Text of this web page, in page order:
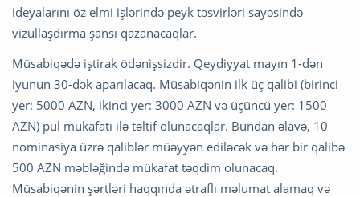
ideyalarını öz elmi işlərində peyk təsvirləri sayəsində
vizullaşdırma şansı qazanacaqlar.
Müsabiqədə iştirak ödənişsizdir. Qeydiyyat mayın 1-dən
iyunun 30-dək aparılacaq. Müsabiqənin ilk üç qalibi (birinci
yer: 5000 AZN, ikinci yer: 3000 AZN və üçüncü yer: 1500
AZN) pul mükafatı ilə təltif olunacaqlar. Bundan əlavə, 10
nominasiya üzrə qaliblər müəyyən ediləcək və hər bir qalibə
500 AZN məbləğində mükafat təqdim olunacaq.
Müsabiqənin şərtləri haqqında ətraflı məlumat alamaq və